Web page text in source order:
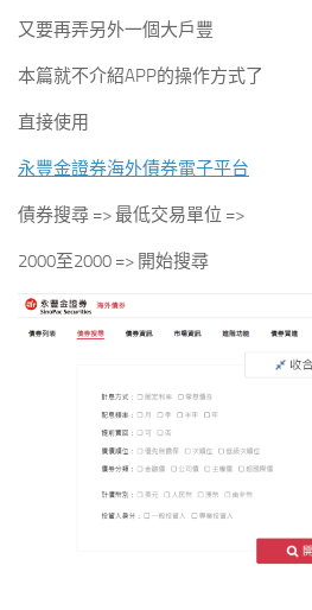
又要再弄另外一個大戶豐
本篇就不介紹APP的操作方式了
直接使用
永豐金證券海外債券電子平台
債券搜尋 => 最低交易單位 =>
2000至2000 => 開始搜尋